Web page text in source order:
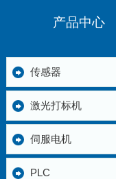
产品中心
传感器
激光打标机
伺服电机
PLC